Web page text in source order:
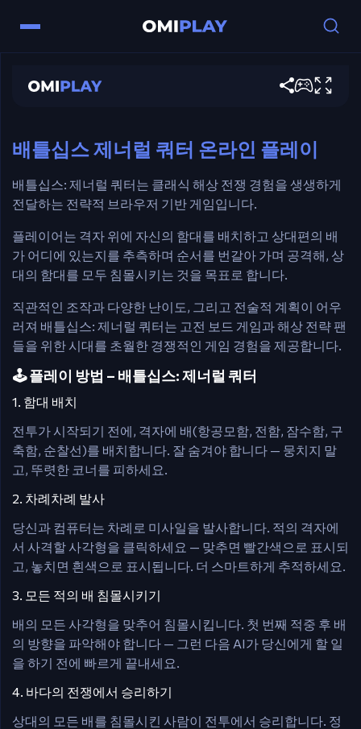
Battleships General Quarter
마우스 – 배치하고 발사하려면 클릭하세요.
배틀십스 제너럴 쿼터 온라인 플레이
배틀십스: 제너럴 쿼터는 클래식 해상 전쟁 경험을 생생하게
전달하는 전략적 브라우저 기반 게임입니다.
플레이어는 격자 위에 자신의 함대를 배치하고 상대편의 배
가 어디에 있는지를 추측하며 순서를 번갈아 가며 공격해, 상
대의 함대를 모두 침몰시키는 것을 목표로 합니다.
직관적인 조작과 다양한 난이도, 그리고 전술적 계획이 어우
러져 배틀십스: 제너럴 쿼터는 고전 보드 게임과 해상 전략 팬
들을 위한 시대를 초월한 경쟁적인 게임 경험을 제공합니다.
🕹️ 플레이 방법 – 배틀십스: 제너럴 쿼터
1. 함대 배치
전투가 시작되기 전에, 격자에 배(항공모함, 전함, 잠수함, 구
축함, 순찰선)를 배치합니다. 잘 숨겨야 합니다 — 뭉치지 말
고, 뚜렷한 코너를 피하세요.
2. 차례차례 발사
당신과 컴퓨터는 차례로 미사일을 발사합니다. 적의 격자에
서 사격할 사각형을 클릭하세요 — 맞추면 빨간색으로 표시되
고, 놓치면 흰색으로 표시됩니다. 더 스마트하게 추적하세요.
3. 모든 적의 배 침몰시키기
배의 모든 사각형을 맞추어 침몰시킵니다. 첫 번째 적중 후 배
의 방향을 파악해야 합니다 — 그런 다음 AI가 당신에게 할 일
을 하기 전에 빠르게 끝내세요.
4. 바다의 전쟁에서 승리하기
상대의 모든 배를 침몰시킨 사람이 전투에서 승리합니다. 정